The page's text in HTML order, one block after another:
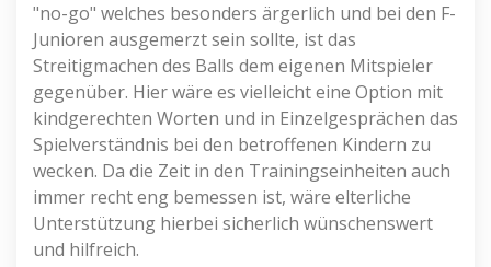
"no-go" welches besonders ärgerlich und bei den F-
Junioren ausgemerzt sein sollte, ist das
Streitigmachen des Balls dem eigenen Mitspieler
gegenüber. Hier wäre es vielleicht eine Option mit
kindgerechten Worten und in Einzelgesprächen das
Spielverständnis bei den betroffenen Kindern zu
wecken. Da die Zeit in den Trainingseinheiten auch
immer recht eng bemessen ist, wäre elterliche
Unterstützung hierbei sicherlich wünschenswert
und hilfreich.